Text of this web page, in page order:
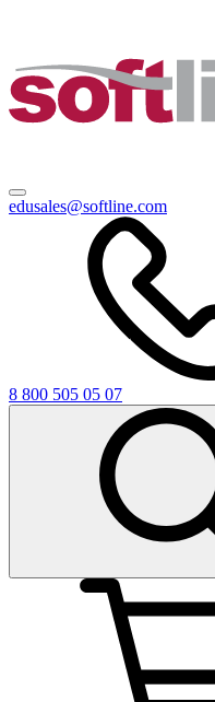
edusales@softline.com
8 800 505 05 07